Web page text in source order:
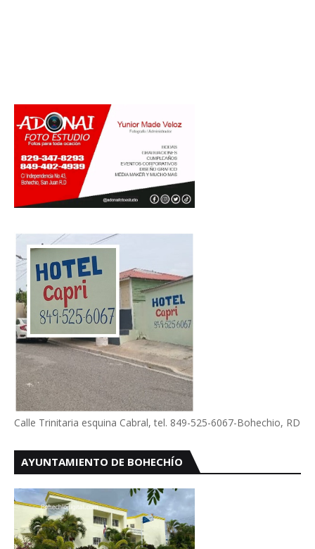
Calle Trinitaria esquina Cabral, tel. 849-525-6067-Bohechio, RD
AYUNTAMIENTO DE BOHECHÍO